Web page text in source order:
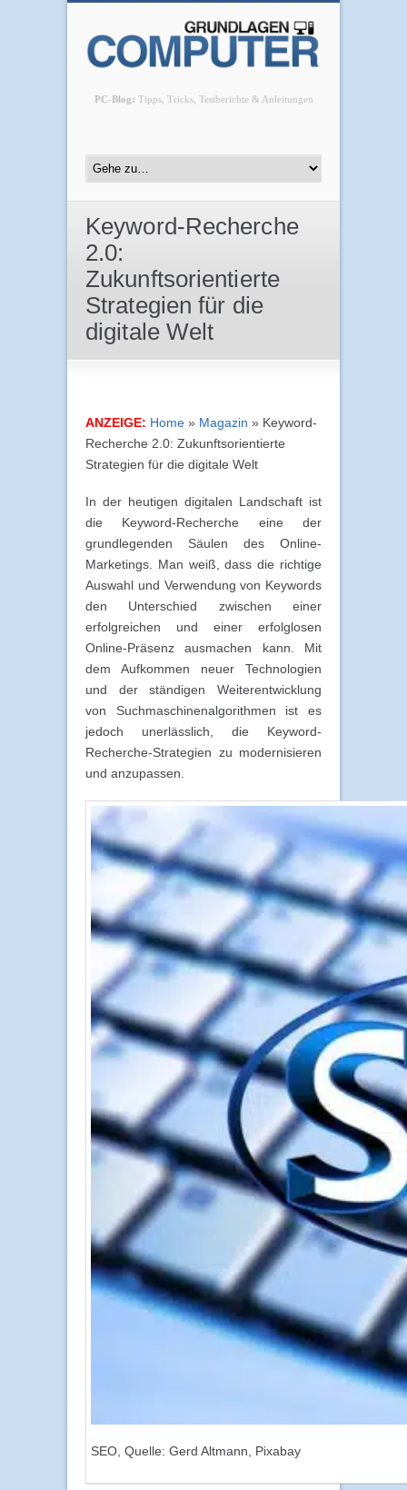
PC-Blog: Tipps, Tricks, Testberichte & Anleitungen
Keyword-Recherche
2.0:
Zukunftsorientierte
Strategien für die
digitale Welt
ANZEIGE: Home » Magazin » Keyword-
Recherche 2.0: Zukunftsorientierte
Strategien für die digitale Welt
In der heutigen digitalen Landschaft ist
die Keyword-Recherche eine der
grundlegenden Säulen des Online-
Marketings. Man weiß, dass die richtige
Auswahl und Verwendung von Keywords
den Unterschied zwischen einer
erfolgreichen und einer erfolglosen
Online-Präsenz ausmachen kann. Mit
dem Aufkommen neuer Technologien
und der ständigen Weiterentwicklung
von Suchmaschinenalgorithmen ist es
jedoch unerlässlich, die Keyword-
Recherche-Strategien zu modernisieren
und anzupassen.
SEO, Quelle: Gerd Altmann, Pixabay